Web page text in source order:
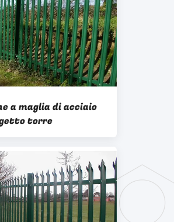
a maglia di acciaio
torre